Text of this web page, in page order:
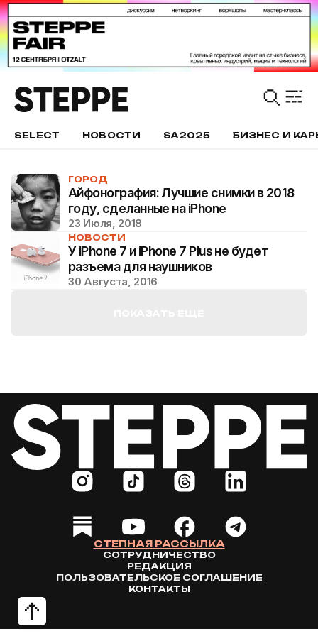
SELECT НОВОСТИ SA2025 БИЗНЕС И
ГОРОД
Айфонография: Лучшие снимки в 2018
году, сделанные на iPhone
23 Июля, 2018
НОВОСТИ
У iPhone 7 и iPhone 7 Plus не будет
разъема для наушников
30 Августа, 2016
СТЕПНАЯ РАССЫЛКА
СОТРУДНИЧЕСТВО
РЕДАКЦИЯ
ПОЛЬЗОВАТЕЛЬСКОЕ СОГЛАШЕНИЕ
КОНТАКТЫ